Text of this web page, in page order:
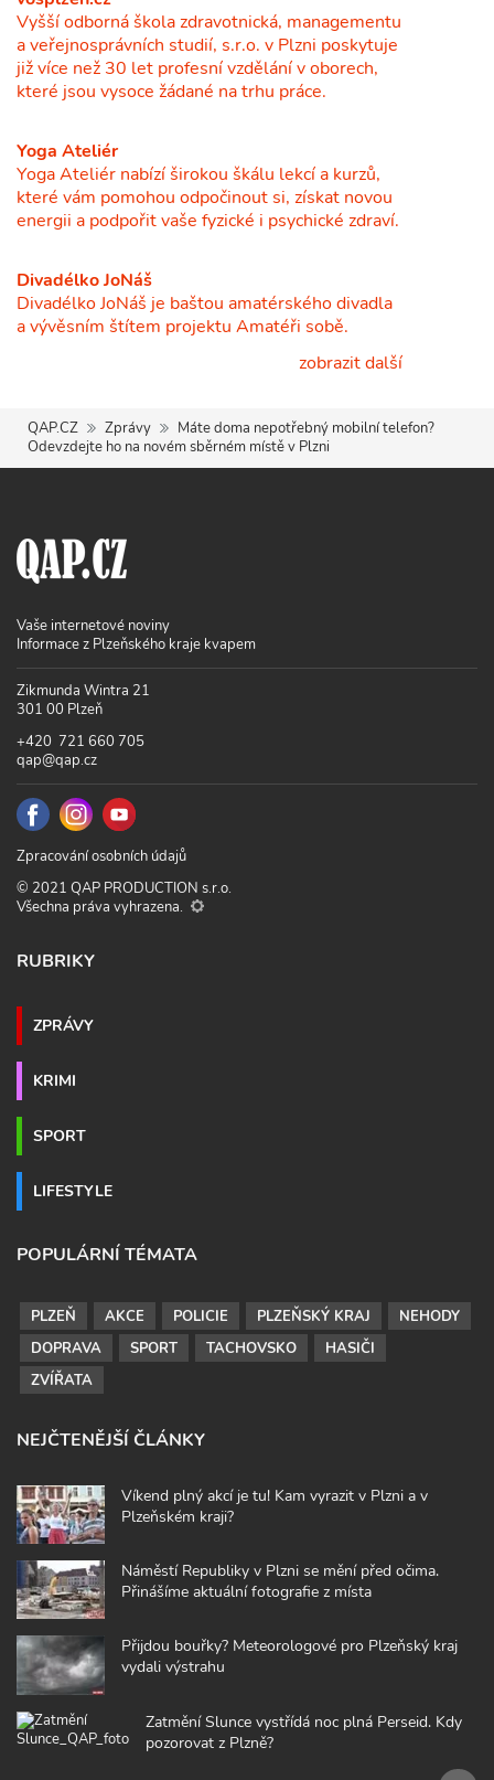
Vyšší odborná škola zdravotnická, managementu
a veřejnosprávních studií, s.r.o. v Plzni poskytuje
již více než 30 let profesní vzdělání v oborech,
které jsou vysoce žádané na trhu práce.
Yoga Ateliér
Yoga Ateliér nabízí širokou škálu lekcí a kurzů,
které vám pomohou odpočinout si, získat novou
energii a podpořit vaše fyzické i psychické zdraví.
Divadélko JoNáš
Divadélko JoNáš je baštou amatérského divadla
a vývěsním štítem projektu Amatéři sobě.
zobrazit další
QAP.CZ Zprávy
Máte doma nepotřebný mobilní telefon?
Odevzdejte ho na novém sběrném místě v Plzni
Vaše internetové noviny
Informace z Plzeňského kraje kvapem
Zikmunda Wintra 21
301 00 Plzeň
+420 721 660 705
qap@qap.cz
Zpracování osobních údajů
© 2021 QAP PRODUCTION s.r.o.
Všechna práva vyhrazena.
RUBRIKY
ZPRÁVY
KRIMI
SPORT
LIFESTYLE
POPULÁRNÍ TÉMATA
PLZEŇ AKCE POLICIE PLZEŇSKÝ KRAJ
NEHODY
DOPRAVA
SPORT TACHOVSKO
HASIČI
ZVÍŘATA
NEJČTENĚJŠÍ ČLÁNKY
Víkend plný akcí je tu! Kam vyrazit v Plzni a v
Plzeňském kraji?
Náměstí Republiky v Plzni se mění před očima.
Přinášíme aktuální fotografie z místa
Přijdou bouřky? Meteorologové pro Plzeňský kraj
vydali výstrahu
Zatmění Slunce vystřídá noc plná Perseid. Kdy
pozorovat z Plzně?